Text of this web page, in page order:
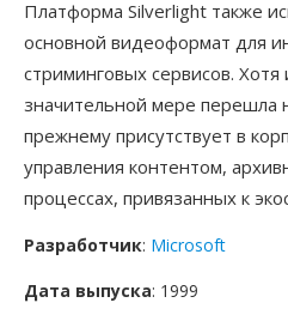
Платформа Silverlight также
основной видеоформат для
стриминговых сервисов. Хотя
значительной мере перешла
прежнему присутствует в
управления контентом,
процессах, привязанных к
Разработчик: Microsoft
Дата выпуска: 1999